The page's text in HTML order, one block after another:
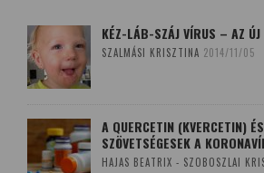
KÉZ-LÁB-SZÁJ VÍRUS – AZ ÚJ
SZALMÁSI KRISZTINA 2014/11/05
A QUERCETIN (KVERCETIN)
SZÖVETSÉGESEK A
HAJAS BEATRIX - SZOBOSZLAI